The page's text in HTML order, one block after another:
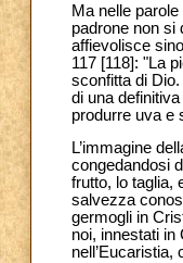
Ma nelle
padrone non si
affievolisce
117 [118]: "La
sconfitta di
di una
produrre uva e
L’immagine
congedandosi
frutto, lo taglia,
salvezza
germogli in
noi, innestati